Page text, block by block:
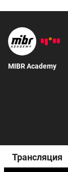
MIBR Academy
Трансляция